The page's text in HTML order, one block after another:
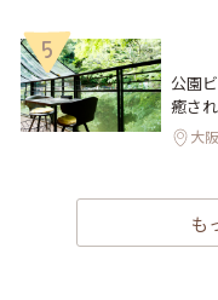
5
公園
癒さ
大
も